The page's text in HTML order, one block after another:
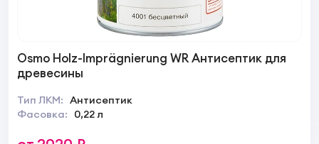
Osmo Holz-Imprägnierung WR Антисептик для
древесины
Тип ЛКМ: Антисептик
Фасовка:
0,22 л